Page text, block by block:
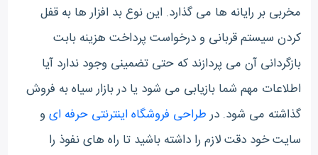
مخربی بر رایانه ها می گذارد. این نوع بد افزار ها به قفل
کردن سیستم قربانی و درخواست پرداخت هزینه بابت
بازگردانی آن می پردازند که حتی تضمینی وجود ندارد آیا
اطلاعات مهم شما بازیابی می شود یا در بازار سیاه به فروش
گذاشته می شود. درطراحی فروشگاه اینترنتی حرفه ای و
سایت خود دقت لازم را داشته باشید تا راه های نفوذ را